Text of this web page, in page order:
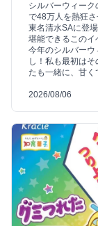
シルバーウィー
で48万人を熱狂
東名清水SAに登
堪能できるこのイ
今年のシルバーウ
し！私も最初は
たも一緒に、甘く
2026/08/06